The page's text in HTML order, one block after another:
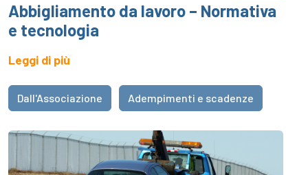
Abbigliamento da lavoro – Normativa
e tecnologia
Leggi di più
Dall'Associazione Adempimenti e scadenze